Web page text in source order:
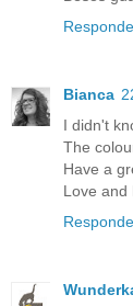
Bianca
I didn't
The
Have a
Love and